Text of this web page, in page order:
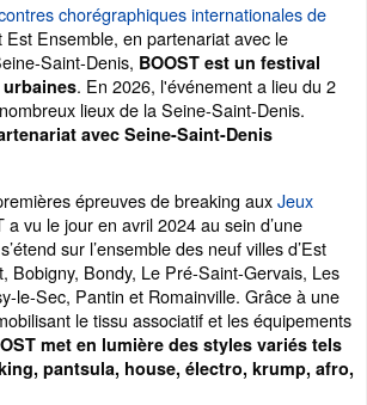
chorégraphiques internationales de
Est Ensemble, en partenariat avec le
Saint-Denis, BOOST est un festival
. En 2026, l'événement a lieu du 2
lieux de la Seine-Saint-Denis.
avec Seine-Saint-Denis
épreuves de breaking auxJeux
a vu le jour en avril 2024 au sein d’une
sur l’ensemble des neuf villes d’Est
Bobigny, Bondy, Le Pré-Saint-Gervais, Les
le-Sec, Pantin et Romainville. Grâce à une
le tissu associatif et les équipements
met en lumière des styles variés tels
pantsula, house, électro, krump, afro,